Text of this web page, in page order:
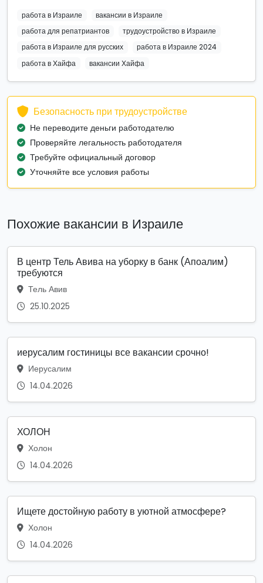
работа в Израиле
вакансии в Израиле
работа для репатриантов
трудоустройство в Израиле
работа в Израиле для русских
работа в Израиле 2024
работа в Хайфа
вакансии Хайфа
Безопасность при трудоустройстве
Не переводите деньги работодателю
Проверяйте легальность работодателя
Требуйте официальный договор
Уточняйте все условия работы
Похожие вакансии в Израиле
В центр Тель Авива на уборку в банк (Апоалим)
требуются
Тель Авив
25.10.2025
иерусалим гостиницы все вакансии срочно!
Иерусалим
14.04.2026
ХОЛОН
Холон
14.04.2026
Ищете достойную работу в уютной атмосфере?
Холон
14.04.2026